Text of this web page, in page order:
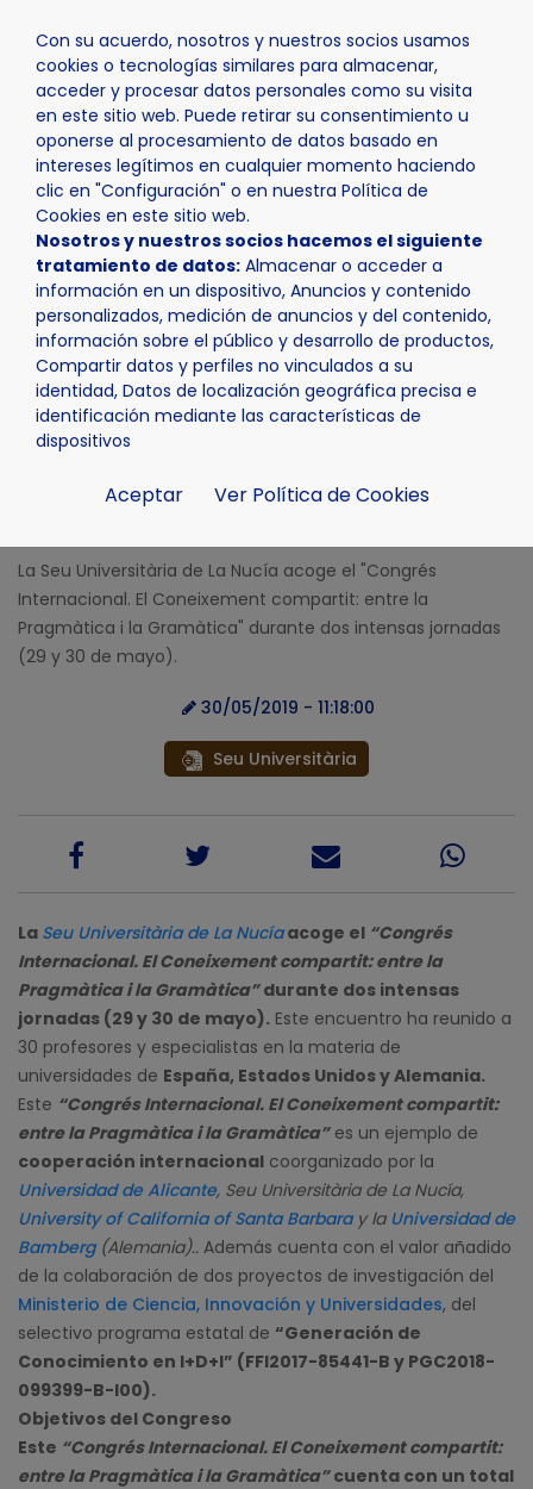
Con su acuerdo, nosotros y nuestros socios usamos
cookies o tecnologías similares para almacenar,
acceder y procesar datos personales como su visita
en este sitio web. Puede retirar su consentimiento u
oponerse al procesamiento de datos basado en
intereses legítimos en cualquier momento haciendo
clic en "Configuración" o en nuestra Política de
Cookies en este sitio web.
Nosotros y nuestros socios hacemos el siguiente
tratamiento de datos: Almacenar o acceder a
información en un dispositivo, Anuncios y contenido
personalizados, medición de anuncios y del contenido,
información sobre el público y desarrollo de productos,
Compartir datos y perfiles no vinculados a su
identidad, Datos de localización geográfica precisa e
identificación mediante las características de
dispositivos
Aceptar Ver Política de Cookies
Inicio Actualidad Noticias Noticia - "Congrés
"Congrés
Internacional sobre
Pragmàtica i
gramàtica" en la Seu
Universitària
La Seu Universitària de La Nucía acoge el "Congrés
Internacional. El Coneixement compartit: entre la
Pragmàtica i la Gramàtica" durante dos intensas jornadas
(29 y 30 de mayo).
30/05/2019 - 11:18:00
Seu Universitària
La Seu Universitària de La Nucía acoge el “Congrés
Internacional. El Coneixement compartit: entre la
Pragmàtica i la Gramàtica”durante dos intensas
jornadas (29 y 30 de mayo). Este encuentro ha reunido a
30 profesores y especialistas en la materia de
universidades de España, Estados Unidos y Alemania.
Este “Congrés Internacional. El Coneixement compartit:
entre la Pragmàtica i la Gramàtica”es un ejemplo de
cooperación internacional coorganizado por la
Universidad de Alicante, Seu Universitària de La Nucía,
University of California of Santa Barbara y la Universidad de
Bamberg(Alemania).. Además cuenta con el valor añadido
de la colaboración de dos proyectos de investigación del
Ministerio de Ciencia, Innovación y Universidades, del
selectivo programa estatal de “Generación de
Conocimiento en I+D+I” (FFI2017-85441-B y PGC2018-
099399-B-I00).
Objetivos del Congreso
Este “Congrés Internacional. El Coneixement compartit:
entre la Pragmàtica i la Gramàtica”cuenta con un total